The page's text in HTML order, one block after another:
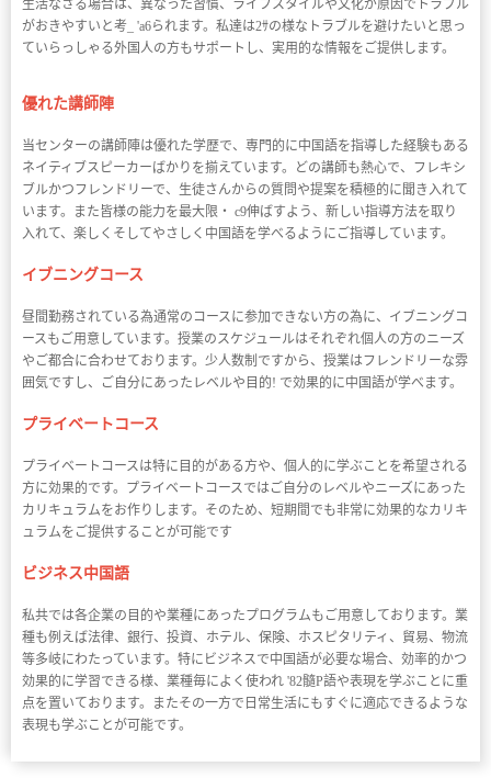
生活なさる場合は、異なった習慣、ライフスタイルや文化が原因でトラブル
がおきやすいと考_ 'a6られます。私達は2ｻの様なトラブルを避けたいと思っ
ていらっしゃる外国人の方もサポートし、実用的な情報をご提供します。
優れた講師陣
当センターの講師陣は優れた学歴で、専門的に中国語を指導した経験もある
ネイティブスピーカーばかりを揃えています。どの講師も熱心で、フレキシ
ブルかつフレンドリーで、生徒さんからの質問や提案を積極的に聞き入れて
います。また皆様の能力を最大限・ c9伸ばすよう、新しい指導方法を取り
入れて、楽しくそしてやさしく中国語を学べるようにご指導しています。
イブニングコース
昼間勤務されている為通常のコースに参加できない方の為に、イブニングコ
ースもご用意しています。授業のスケジュールはそれぞれ個人の方のニーズ
やご都合に合わせております。少人数制ですから、授業はフレンドリーな雰
囲気ですし、ご自分にあったレベルや目的! で効果的に中国語が学べます。
プライベートコース
プライベートコースは特に目的がある方や、個人的に学ぶことを希望される
方に効果的です。プライベートコースではご自分のレベルやニーズにあった
カリキュラムをお作りします。そのため、短期間でも非常に効果的なカリキ
ュラムをご提供することが可能です
ビジネス中国語
私共では各企業の目的や業種にあったプログラムもご用意しております。業
種も例えば法律、銀行、投資、ホテル、保険、ホスピタリティ、貿易、物流
等多岐にわたっています。特にビジネスで中国語が必要な場合、効率的かつ
効果的に学習できる様、業種毎によく使われ '82髓P語や表現を学ぶことに重
点を置いております。またその一方で日常生活にもすぐに適応できるような
表現も学ぶことが可能です。